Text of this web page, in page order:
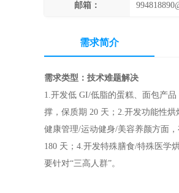
邮箱：
需求简介
需求类型：技术难题解决
1.开发低 GI/低脂的蛋糕、面包产
撑，保质期 20 天；2.开发功能性
健康管理/运动健身/美容养颜方面
180 天；4.开发特殊膳食/特殊医学
要针对“三高人群”。